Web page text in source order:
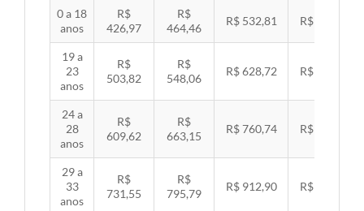
0 a 18
anos
R$
426,97
R$
464,46
R$ 532,81 R$ 549,06
19 a
23
anos
R$
503,82
R$
548,06
R$ 628,72 R$ 647,89
24 a
28
anos
R$
609,62
R$
663,15
R$ 760,74 R$ 783,94
29 a
33
anos
R$
731,55
R$
795,79
R$ 912,90 R$ 940,74